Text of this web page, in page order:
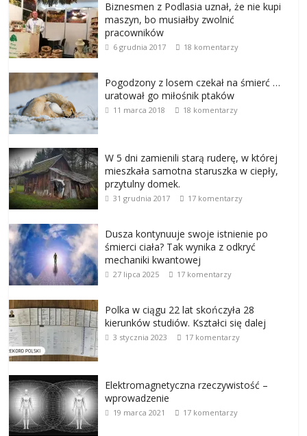
Biznesmen z Podlasia uznał, że nie kupi
maszyn, bo musiałby zwolnić
pracowników
6 grudnia 2017 18 komentarzy
Pogodzony z losem czekał na śmierć …
uratował go miłośnik ptaków
11 marca 2018 18 komentarzy
W 5 dni zamienili starą ruderę, w której
mieszkała samotna staruszka w ciepły,
przytulny domek.
31 grudnia 2017 17 komentarzy
Dusza kontynuuje swoje istnienie po
śmierci ciała? Tak wynika z odkryć
mechaniki kwantowej
27 lipca 2025 17 komentarzy
Polka w ciągu 22 lat skończyła 28
kierunków studiów. Kształci się dalej
3 stycznia 2023 17 komentarzy
Elektromagnetyczna rzeczywistość –
wprowadzenie
19 marca 2021 17 komentarzy